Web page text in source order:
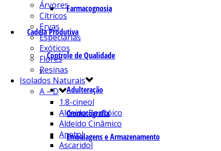
Farmacognosia
Cadeia Produtiva
Controle de Qualidade
Adulteração
Cromatografia
Embalagens e Armazenamento
Árvores
Cítricos
Ervas
Especiarias
Exóticos
Flores
Resinas
Isolados Naturais
A – D
1.8-cineol
Aldeído Benzóico
Aldeído Cinâmico
Anetol
Ascaridol